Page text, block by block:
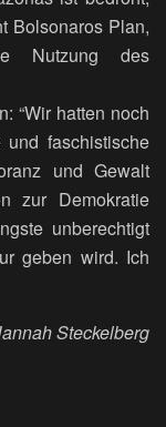
Bolsonaros Plan,
Nutzung des
“Wir hatten noch
faschistische
und Gewalt
zur Demokratie
unberechtigt
geben wird. Ich
Steckelberg